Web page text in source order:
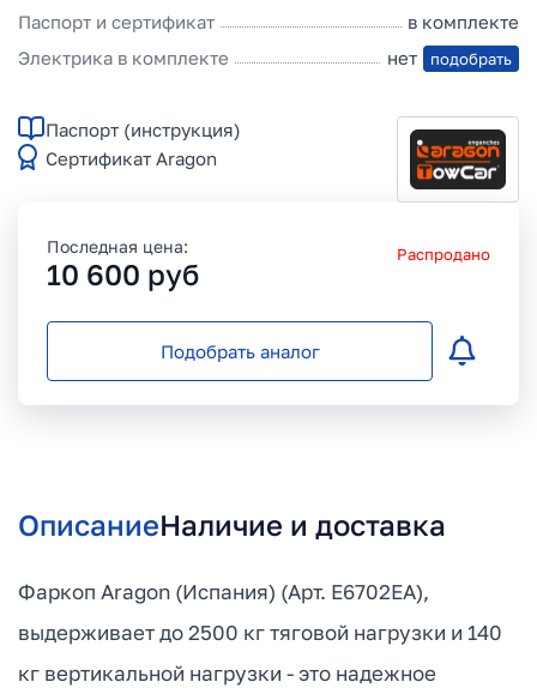
Паспорт и сертификат
в комплекте
Электрика в комплекте
нет подобрать
Паспорт (инструкция)
Сертификат Aragon
Последная цена:
10 600 руб
Распродано
Подобрать аналог
ОписаниеНаличие и доставка
Фаркоп Aragon (Испания) (Арт. E6702EA),
выдерживает до 2500 кг тяговой нагрузки и 140
кг вертикальной нагрузки - это надежное